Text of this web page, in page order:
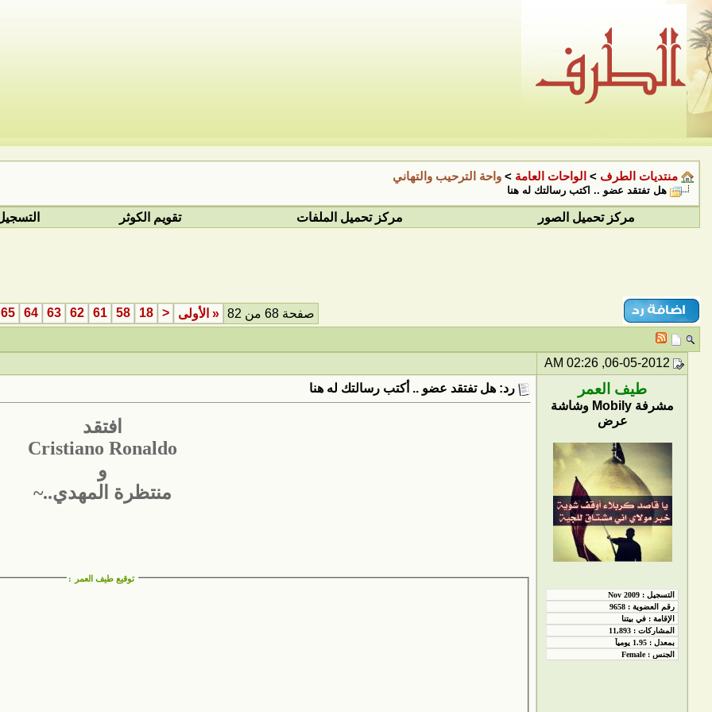
منتديات الطرف > الواحات العامة > واحة الترحيب والتهاني
هل تفتقد عضو .. اكتب رسالتك له هنا
مركز تحميل الصور
مركز تحميل الملفات تقويم الكوثر
صفحة 68 من 82 « الأولى <
18
58
61
62
63
64
65
طيف العمر
مشرفة Mobily وشاشة
عرض
رد: هل تفتقد عضو .. أكتب رسالتك له هنا
افتقد
Cristiano Ronaldo
و
منتظرة المهدي..~
توقيع طيف العمر :